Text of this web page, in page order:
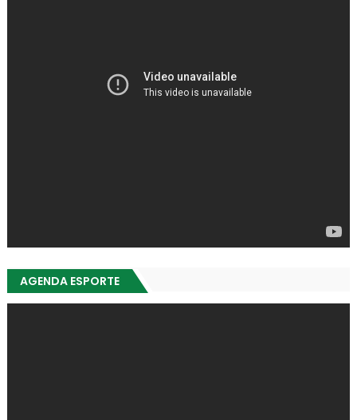
AGENDA ESPORTE